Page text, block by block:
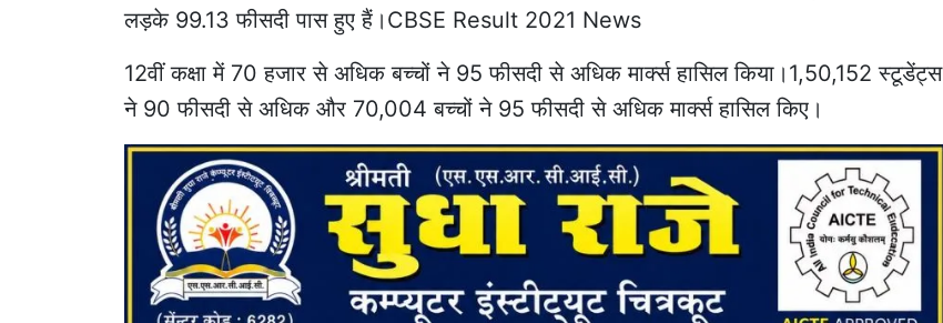
लड़के 99.13 फीसदी पास हुए हैं।CBSE Result 2021 News
12वीं कक्षा में 70 हजार से अधिक बच्चों ने 95 फीसदी से अधिक मार्क्स हासिल किया।1,50,152 स्टूडेंट्स
ने 90 फीसदी से अधिक और 70,004 बच्चों ने 95 फीसदी से अधिक मार्क्स हासिल किए।